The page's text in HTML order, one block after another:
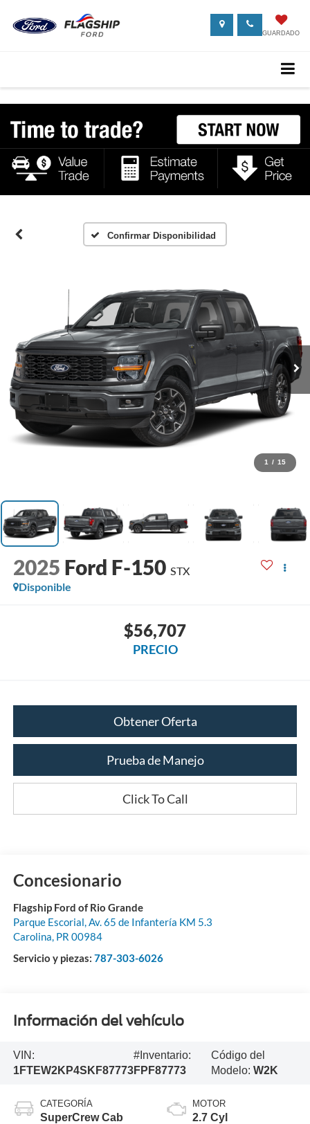
GUARDADO
Confirmar Disponibilidad
1 / 15
2025 Ford F-150 STX
Disponible
$56,707
PRECIO
Obtener Oferta
Prueba de Manejo
Click To Call
Concesionario
Flagship Ford of Rio Grande
Parque Escorial, Av. 65 de Infantería KM 5.3
Carolina, PR 00984
Servicio y piezas: 787-303-6026
Información del vehículo
VIN:
1FTEW2KP4SKF87773
#Inventario:
FPF87773
Código del
Modelo:W2K
CATEGORÍA
SuperCrew Cab
MOTOR
2.7 Cyl